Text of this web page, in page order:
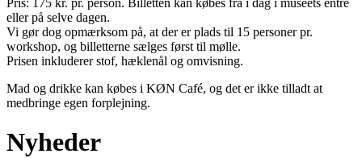
eller på selve dagen.
Vi gør dog opmærksom på, at der er plads til 15 personer pr.
workshop, og billetterne sælges først til mølle.
Prisen inkluderer stof, hæklenål og omvisning.
Mad og drikke kan købes i KØN Café, og det er ikke tilladt at
medbringe egen forplejning.
Nyheder